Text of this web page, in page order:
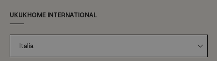
UKUKHOME INTERNATIONAL
Italia